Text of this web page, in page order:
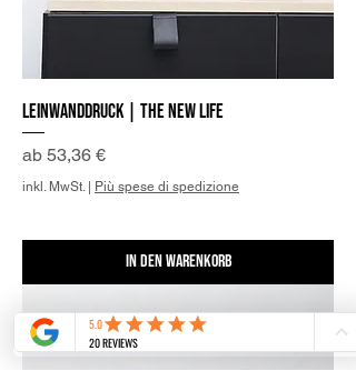
Leinwanddruck | The New Life
ab 53,36 €
Sale-Preis
inkl. MwSt.| Più spese di spedizione
In den Warenkorb